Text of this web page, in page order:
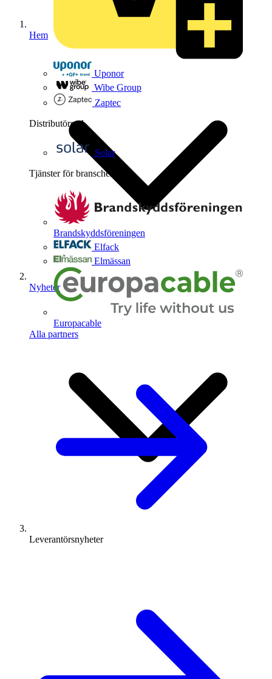
Uponor
Wibe Group
Zaptec
Distributörer 1
Solar
Tjänster för branschen
Brandskyddsföreningen
Elfack
Elmässan
Europacable
Alla partners
Hem
Nyheter
Leverantörsnyheter